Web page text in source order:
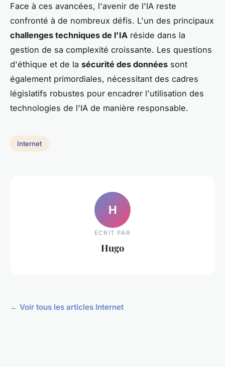
Face à ces avancées, l'avenir de l'IA reste
confronté à de nombreux défis. L'un des principaux
challenges techniques de l'IA réside dans la
gestion de sa complexité croissante. Les questions
d'éthique et de la sécurité des données sont
également primordiales, nécessitant des cadres
législatifs robustes pour encadrer l'utilisation des
technologies de l'IA de manière responsable.
Internet
H
ECRIT PAR
Hugo
← Voir tous les articles Internet